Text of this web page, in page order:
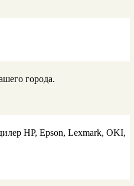
города.
HP, Epson, Lexmark, OKI,